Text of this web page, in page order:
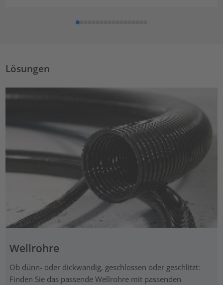
Lösungen
Wellrohre
Ob dünn- oder dickwandig, geschlossen oder geschlitzt:
Finden Sie das passende Wellrohre mit passenden